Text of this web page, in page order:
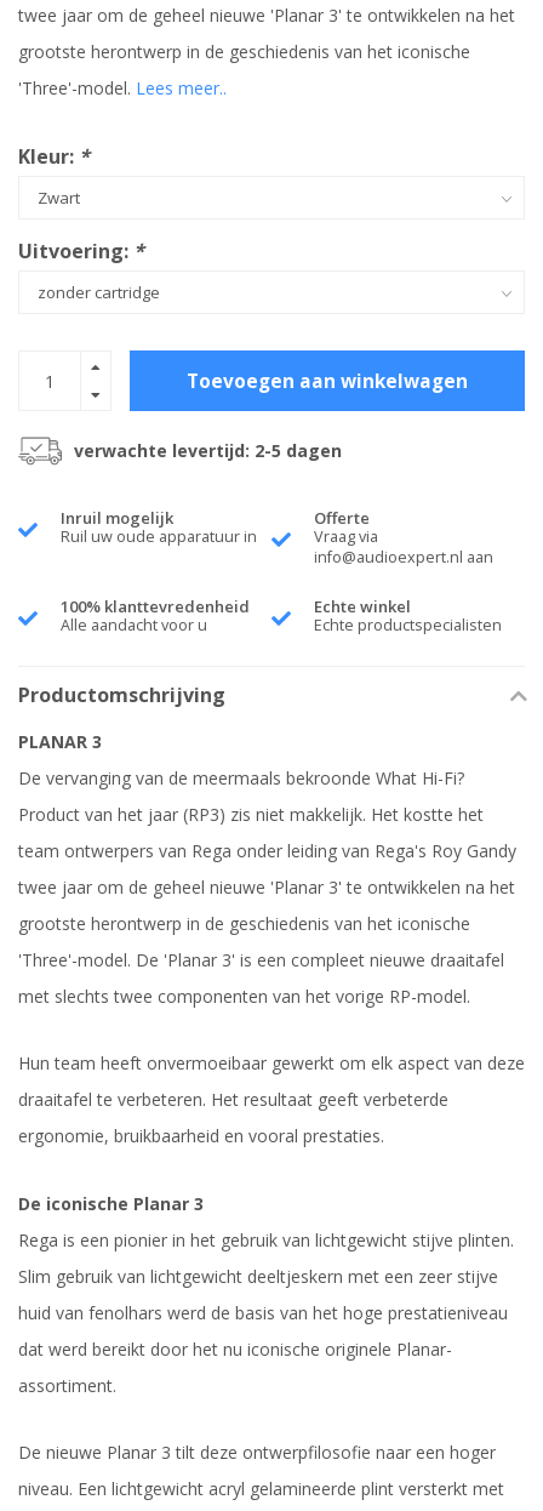
twee jaar om de geheel nieuwe 'Planar 3' te ontwikkelen na het
grootste herontwerp in de geschiedenis van het iconische
'Three'-model. Lees meer..
Kleur: *
Uitvoering: *
Toevoegen aan winkelwagen
verwachte levertijd: 2-5 dagen
Inruil mogelijk
Ruil uw oude apparatuur in
Offerte
Vraag via
info@audioexpert.nl aan
100% klanttevredenheid
Alle aandacht voor u
Echte winkel
Echte productspecialisten
Productomschrijving
PLANAR 3
De vervanging van de meermaals bekroonde What Hi-Fi?
Product van het jaar (RP3) zis niet makkelijk. Het kostte het
team ontwerpers van Rega onder leiding van Rega's Roy Gandy
twee jaar om de geheel nieuwe 'Planar 3' te ontwikkelen na het
grootste herontwerp in de geschiedenis van het iconische
'Three'-model. De 'Planar 3' is een compleet nieuwe draaitafel
met slechts twee componenten van het vorige RP-model.
Hun team heeft onvermoeibaar gewerkt om elk aspect van deze
draaitafel te verbeteren. Het resultaat geeft verbeterde
ergonomie, bruikbaarheid en vooral prestaties.
De iconische Planar 3
Rega is een pionier in het gebruik van lichtgewicht stijve plinten.
Slim gebruik van lichtgewicht deeltjeskern met een zeer stijve
huid van fenolhars werd de basis van het hoge prestatieniveau
dat werd bereikt door het nu iconische originele Planar-
assortiment.
De nieuwe Planar 3 tilt deze ontwerpfilosofie naar een hoger
niveau. Een lichtgewicht acryl gelamineerde plint versterkt met